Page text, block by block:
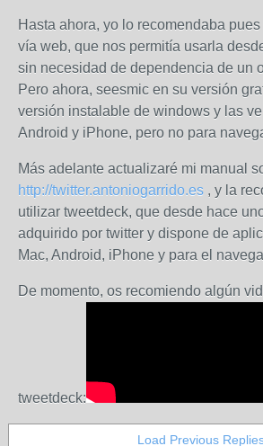
Hasta ahora, yo lo recomendaba
vía web, que nos permitía usarla
sin necesidad de dependencia de un
Pero ahora, seesmic en su versión
versión instalable de windows y las
Android y iPhone, pero no para
Más adelante actualizaré mi manual
http://twitter.antoniogarrido.es , y la
utilizar tweetdeck, que desde hace
adquirido por twitter y dispone de
Mac, Android, iPhone y para el
De momento, os recomiendo algún
tweetdeck:
Load Previous